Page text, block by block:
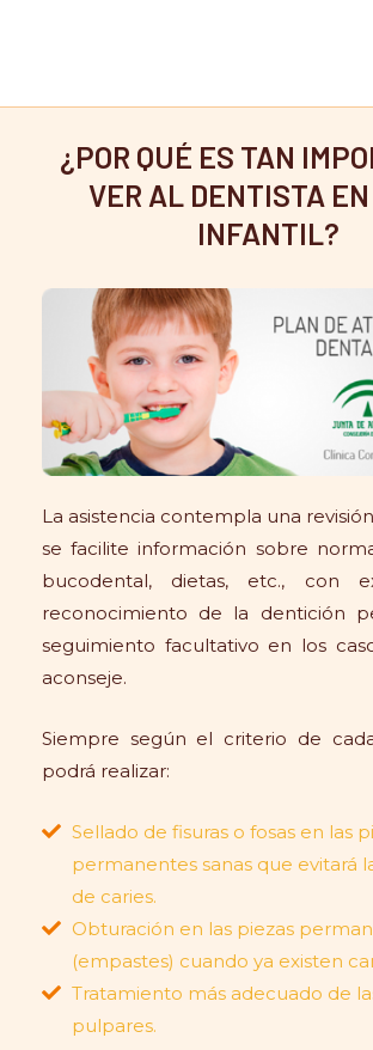
¿POR QUÉ ES TAN
VER AL DENTISTA
INFANTIL?
La asistencia contempla una
se facilite información sobre
bucodental, dietas, etc., con
reconocimiento de la dentición
seguimiento facultativo en los
aconseje.
Siempre según el criterio de
podrá realizar:
Sellado de fisuras o fosas en las
permanentes sanas que evitará
de caries.
Obturación en las piezas
(empastes) cuando ya existen
Tratamiento más adecuado de
pulpares.